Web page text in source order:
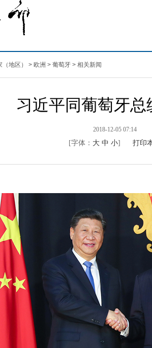
（地区） > 欧洲 > 葡萄牙 > 相关新闻
习近平同葡萄牙
2018-12-05 07:14
[字体： 大 中 小] 打印